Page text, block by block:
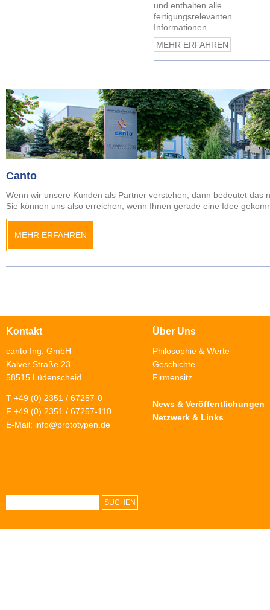
und enthalten alle
fertigungsrelevanten
Informationen.
MEHR ERFAHREN
Canto
Wenn wir unsere Kunden als Partner verstehen, dann bedeutet
Sie können uns also erreichen, wenn Ihnen gerade eine Idee
MEHR ERFAHREN
Kontakt
canto Ing. GmbH
Kalver Straße 23
58515 Lüdenscheid
T +49 (0) 2351 / 67257-0
F +49 (0) 2351 / 67257-110
E-Mail: info@prototypen.de
Über Uns
Philosophie & Werte
Geschichte
Firmensitz
News & Veröffentlichungen
Netzwerk & Links